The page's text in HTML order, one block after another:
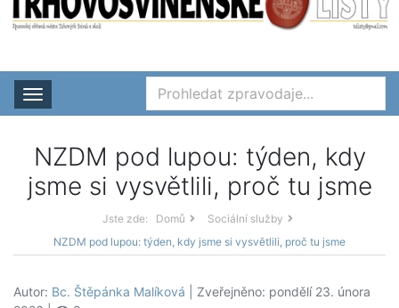
Rozbalit nabídku
NZDM pod lupou: týden, kdy
jsme si vysvětlili, proč tu jsme
Jste zde: Domů
Sociální služby
NZDM pod lupou: týden, kdy jsme si vysvětlili, proč tu jsme
Autor: Bc. Štěpánka Malíková | Zveřejněno: pondělí 23. února